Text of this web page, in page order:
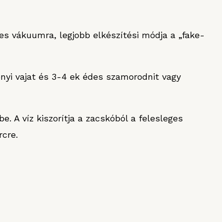
vákuumra, legjobb elkészítési módja a „fake-
vajat és 3-4 ek édes szamorodnit vagy
A víz kiszorítja a zacskóból a felesleges